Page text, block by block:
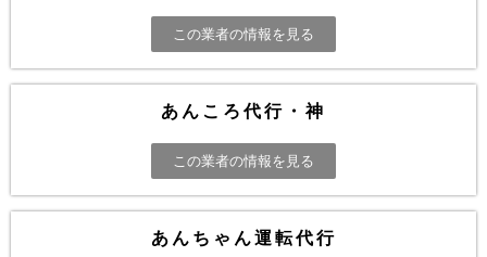
この業者の情報を見る
あんころ代行・神
この業者の情報を見る
あんちゃん運転代行